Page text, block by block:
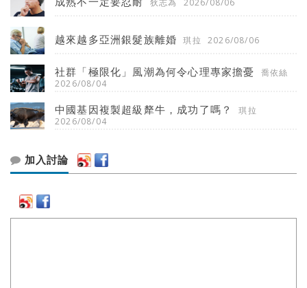
狄志為 2026/08/06
越來越多亞洲銀髮族離婚 琪拉 2026/08/06
社群「極限化」風潮為何令心理專家擔憂
喬依絲
2026/08/04
中國基因複製超級犛牛，成功了嗎？
琪拉
2026/08/04
加入討論